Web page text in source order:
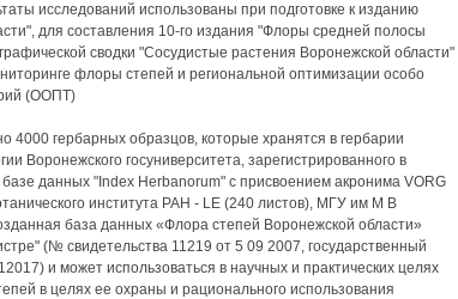
исследований использованы при подготовке к изданию
для составления 10-го издания "Флоры средней полосы
сводки "Сосудистые растения Воронежской области"
флоры степей и региональной оптимизации особо
(ООПТ)
4000 гербарных образцов, которые хранятся в гербарии
Воронежского госуниверситета, зарегистрированного в
данных "Index Herbanorum" с присвоением акронима VORG
института РАН - LE (240 листов), МГУ им М В
база данных «Флора степей Воронежской области»
(№ свидетельства 11219 от 5 09 2007, государственный
и может использоваться в научных и практических целях
в целях ее охраны и рационального использования